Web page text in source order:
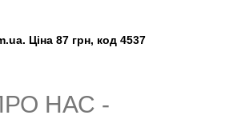
Ціна 87 грн, код 4537
НАС -